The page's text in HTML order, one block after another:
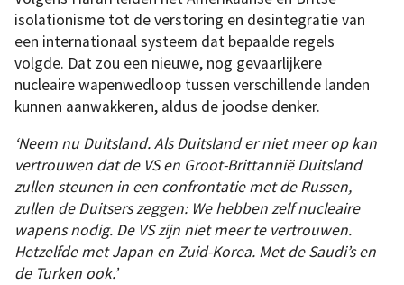
isolationisme tot de verstoring en desintegratie van
een internationaal systeem dat bepaalde regels
volgde. Dat zou een nieuwe, nog gevaarlijkere
nucleaire wapenwedloop tussen verschillende landen
kunnen aanwakkeren, aldus de joodse denker.
‘Neem nu Duitsland. Als Duitsland er niet meer op kan
vertrouwen dat de VS en Groot-Brittannië Duitsland
zullen steunen in een confrontatie met de Russen,
zullen de Duitsers zeggen: We hebben zelf nucleaire
wapens nodig. De VS zijn niet meer te vertrouwen.
Hetzelfde met Japan en Zuid-Korea. Met de Saudi’s en
de Turken ook.’